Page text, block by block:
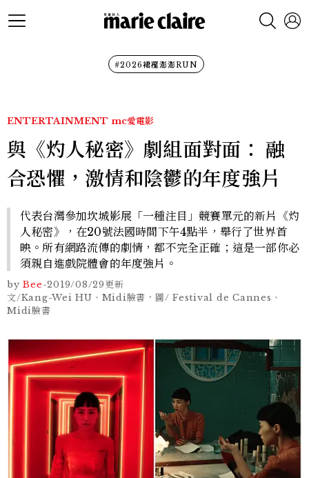
#2026裙襬澎澎RUN
ENTERTAINMENT mc愛電影
與《灼人秘密》劇組面對面： 融
合恐懼，激情和陰鬱的年度強片
代表台灣參加坎城影展「一種注目」競賽單元的新片《灼
人秘密》，在20號法國時間下午4點半，舉行了世界首
映。所有網路流傳的劇情，都不完全正確；這是一部你必
須親自進戲院體會的年度強片。
by Bee-2019/08/29更新
文/Kang-Wei HU、Midi臉書，圖/ Festival de Cannes、
Midi臉書